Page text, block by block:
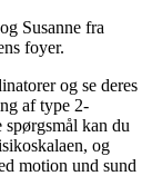
Susanne fra
foyer.
og se deres
af type 2-
spørgsmål kan du
og
motion und sund